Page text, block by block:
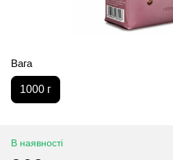
Вага
1000 г
В наявності